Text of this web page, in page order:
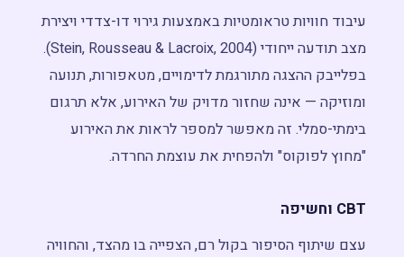
עיבוד חוויות טראומטיות באמצעות גירוי דו-צדדי ויצירת
מצב תודעה ייחודי (Stein, Rousseau & Lacroix, 2004).
בפלייבק ההצגה מתורגמת לדימויים, מטאפורות, תנועה
ומוזיקה — אינה שחזור מדויק של האירוע, אלא תרגום
בימתי-סמלי. זה מאפשר למספר לראות את האירוע
"מחוץ לפוקוס" ולהפחית את עוצמת החרדה.
CBT וחשיפה
עצם שיתוף הסיפור בקול רם, הצפייה בו מהצד, והחוויה